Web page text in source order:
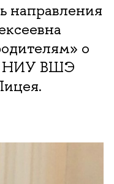
направления
о
НИУ ВШЭ